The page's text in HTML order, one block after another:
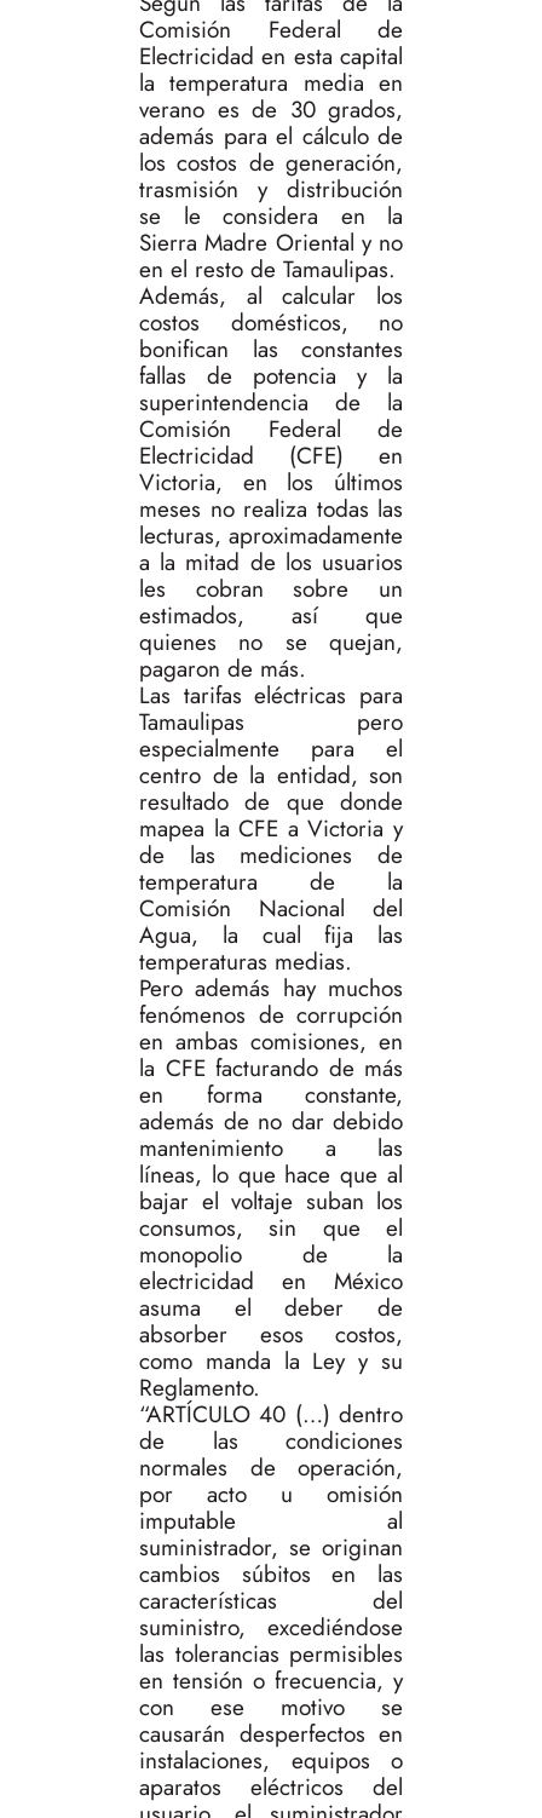
Comisión Federal de
Electricidad en esta capital
la temperatura media en
verano es de 30 grados,
además para el cálculo de
los costos de generación,
trasmisión y distribución
se le considera en la
Sierra Madre Oriental y no
en el resto de Tamaulipas.
Además, al calcular los
costos domésticos, no
bonifican las constantes
fallas de potencia y la
superintendencia de la
Comisión Federal de
Electricidad (CFE) en
Victoria, en los últimos
meses no realiza todas las
lecturas, aproximadamente
a la mitad de los usuarios
les cobran sobre un
estimados, así que
quienes no se quejan,
pagaron de más.
Las tarifas eléctricas para
Tamaulipas pero
especialmente para el
centro de la entidad, son
resultado de que donde
mapea la CFE a Victoria y
de las mediciones de
temperatura de la
Comisión Nacional del
Agua, la cual fija las
temperaturas medias.
Pero además hay muchos
fenómenos de corrupción
en ambas comisiones, en
la CFE facturando de más
en forma constante,
además de no dar debido
mantenimiento a las
líneas, lo que hace que al
bajar el voltaje suban los
consumos, sin que el
monopolio de la
electricidad en México
asuma el deber de
absorber esos costos,
como manda la Ley y su
Reglamento.
“ARTÍCULO 40 (…) dentro
de las condiciones
normales de operación,
por acto u omisión
imputable al
suministrador, se originan
cambios súbitos en las
características del
suministro, excediéndose
las tolerancias permisibles
en tensión o frecuencia, y
con ese motivo se
causarán desperfectos en
instalaciones, equipos o
aparatos eléctricos del